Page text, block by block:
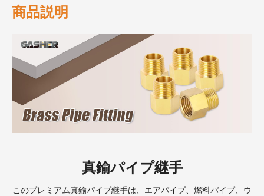
商品説明
真鍮パイプ継手
このプレミアム真鍮パイプ継手は、エアパイプ、燃料パイプ、ウ